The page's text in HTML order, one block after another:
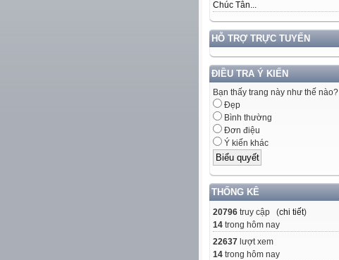
Chúc Tân...
HỖ TRỢ TRỰC TUYẾN
ĐIỀU TRA Ý KIẾN
Bạn thấy trang này như thế nào?
Đẹp
Bình thường
Đơn điệu
Ý kiến khác
THỐNG KÊ
20796 truy cập (chi tiết)
14 trong hôm nay
22637 lượt xem
14 trong hôm nay